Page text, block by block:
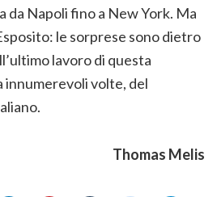
da Napoli fino a New York. Ma
le sorprese sono dietro
lavoro di questa
innumerevoli volte, del
Thomas Melis